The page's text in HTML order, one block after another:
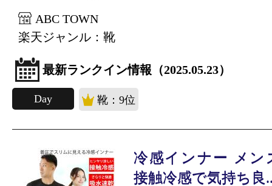
ABC TOWN
楽天ジャンル：靴
最新ランクイン情報（2025.05.23）
Day 靴：9位
冷感インナー メ
接触冷感で気持ち良